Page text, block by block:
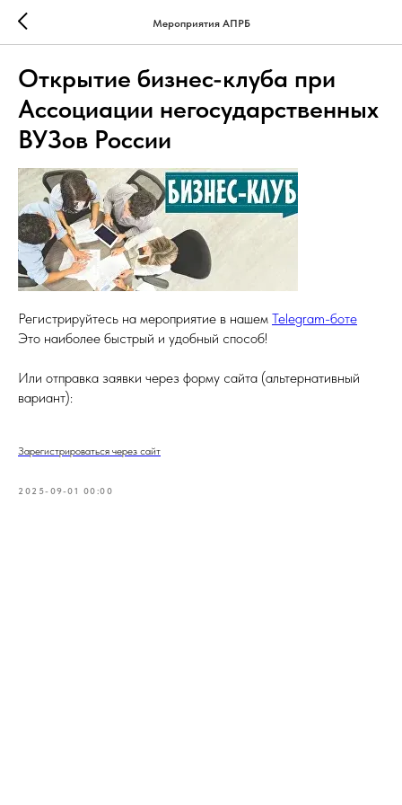
Мероприятия АПРБ
Открытие бизнес-клуба при
Ассоциации негосударственных
ВУЗов России
Регистрируйтесь на мероприятие в нашем Telegram-боте
Это наиболее быстрый и удобный способ!
Или отправка заявки через форму сайта (альтернативный
вариант):
Зарегистрироваться через сайт
2025-09-01 00:00